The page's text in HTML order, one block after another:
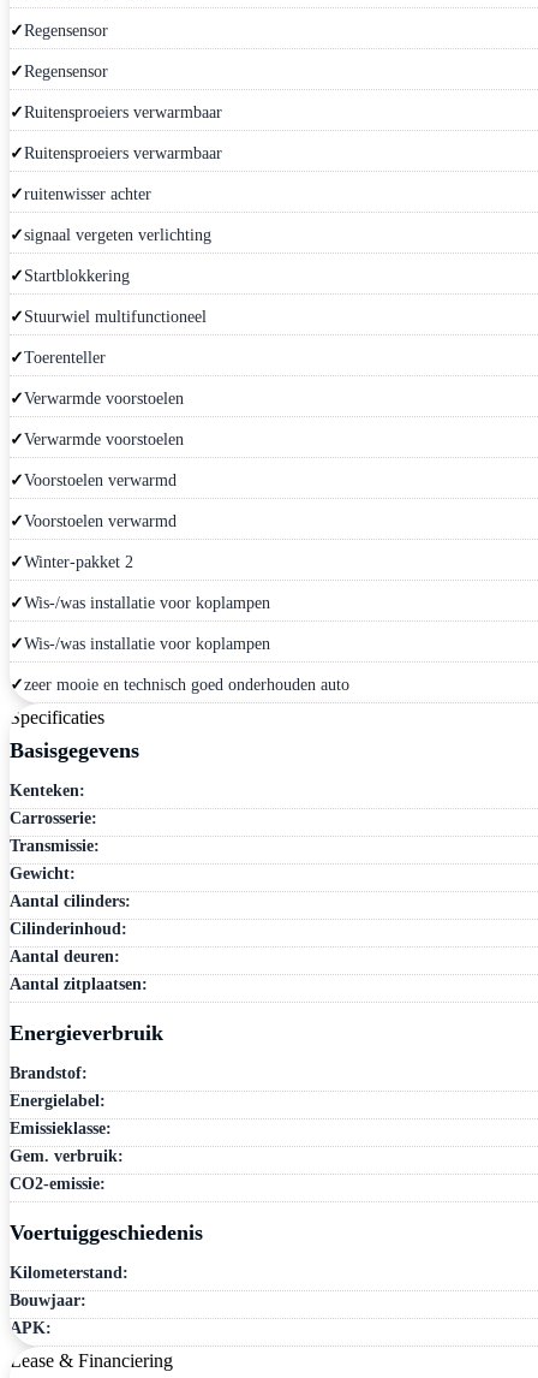
Regensensor
Regensensor
Ruitensproeiers verwarmbaar
Ruitensproeiers verwarmbaar
ruitenwisser achter
signaal vergeten verlichting
Startblokkering
Stuurwiel multifunctioneel
Toerenteller
Verwarmde voorstoelen
Verwarmde voorstoelen
Voorstoelen verwarmd
Voorstoelen verwarmd
Winter-pakket 2
Wis-/was installatie voor koplampen
Wis-/was installatie voor koplampen
zeer mooie en technisch goed onderhouden auto
Specificaties
Basisgegevens
Kenteken:
Carrosserie:
Transmissie:
Gewicht:
Aantal cilinders:
Cilinderinhoud:
Aantal deuren:
Aantal zitplaatsen:
Energieverbruik
Brandstof:
Energielabel:
Emissieklasse:
Gem. verbruik:
CO2-emissie:
Voertuiggeschiedenis
Kilometerstand:
Bouwjaar:
APK:
Lease & Financiering